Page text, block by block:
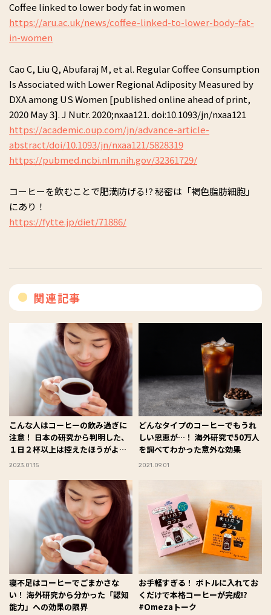
Coffee linked to lower body fat in women
https://aru.ac.uk/news/coffee-linked-to-lower-body-fat-
in-women
Cao C, Liu Q, Abufaraj M, et al. Regular Coffee Consumption
Is Associated with Lower Regional Adiposity Measured by
DXA among US Women [published online ahead of print,
2020 May 3]. J Nutr. 2020;nxaa121. doi:10.1093/jn/nxaa121
https://academic.oup.com/jn/advance-article-
abstract/doi/10.1093/jn/nxaa121/5828319
https://pubmed.ncbi.nlm.nih.gov/32361729/
コーヒーを飲むことで肥満防げる!? 秘密は「褐色脂肪細胞」
にあり！
https://fytte.jp/diet/71886/
関連記事
こんな人はコーヒーの飲み過ぎに
注意！ 日本の研究から判明した、
１日２杯以上は控えたほうがよい
人の「条件」
2023.01.15
どんなタイプのコーヒーでもうれ
しい恩恵が…！ 海外研究で50万人
を調べてわかった意外な効果
2021.09.01
寝不足はコーヒーでごまかさな
い！ 海外研究から分かった「認知
能力」への効果の限界
お手軽すぎる！ ボトルに入れてお
くだけで本格コーヒーが完成!?
#Omezaトーク